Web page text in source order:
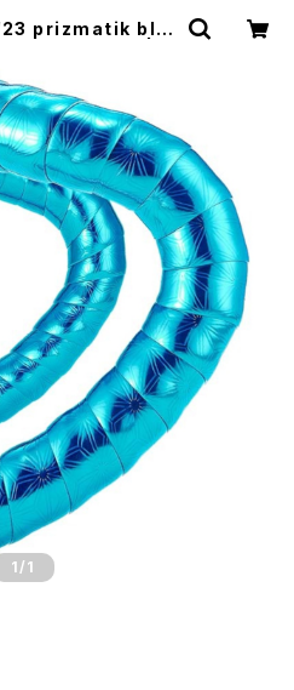
prizmatik blu
1 /1